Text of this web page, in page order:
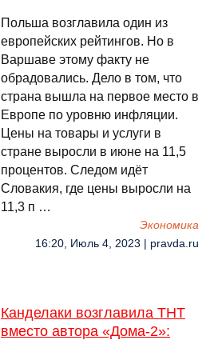
Польша возглавила один из
европейских рейтингов. Но в
Варшаве этому факту не
обрадовались. Дело в том, что
страна вышла на первое место в
Европе по уровню инфляции.
Цены на товары и услуги в
стране выросли в июне на 11,5
процентов. Следом идёт
Словакия, где цены выросли на
11,3 п …
Экономика
16:20, Июль 4, 2023 | pravda.ru
Канделаки возглавила ТНТ
вместо автора «Дома-2»: